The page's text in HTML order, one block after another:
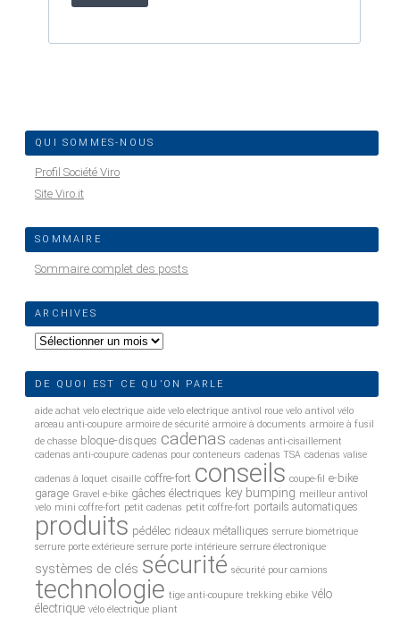
QUI SOMMES-NOUS
Profil Société Viro
Site Viro.it
SOMMAIRE
Sommaire complet des posts
ARCHIVES
Archives
DE QUOI EST CE QU’ON PARLE
aide achat velo electrique aide velo electrique antivol roue velo antivol vélo
arceau anti-coupure armoire de sécurité armoire à documents armoire à fusil
de chasse bloque-disques cadenas cadenas anti-cisaillement
cadenas anti-coupure cadenas pour conteneurs cadenas TSA cadenas valise
cadenas à loquet cisaille coffre-fort conseils coupe-fil e-bike
garage Gravel e-bike gâches électriques key bumping meilleur antivol
velo mini coffre-fort petit cadenas petit coffre-fort portails automatiques
produits pédélec rideaux métalliques serrure biométrique
serrure porte extérieure serrure porte intérieure serrure électronique
systèmes de clés sécurité sécurité pour camions
technologie tige anti-coupure trekking ebike vélo
électrique vélo électrique pliant